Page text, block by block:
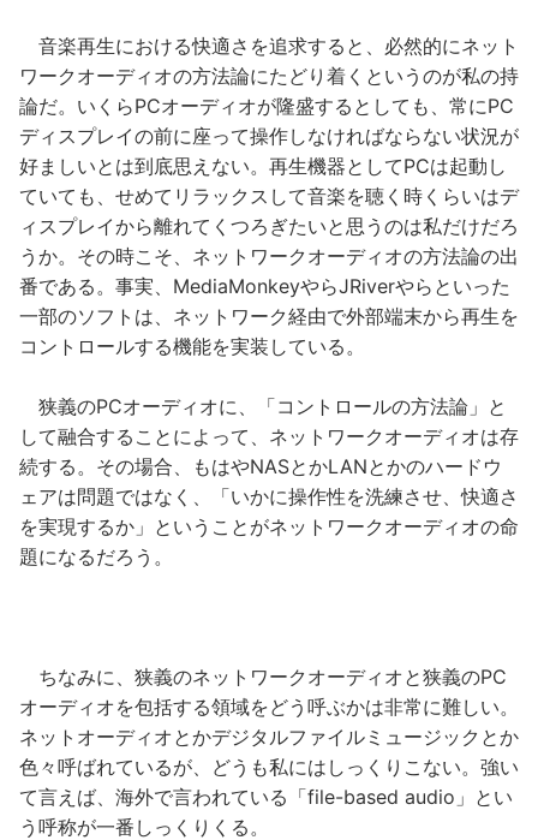
音楽再生における快適さを追求すると、必然的にネット
ワークオーディオの方法論にたどり着くというのが私の持
論だ。いくらPCオーディオが隆盛するとしても、常にPC
ディスプレイの前に座って操作しなければならない状況が
好ましいとは到底思えない。再生機器としてPCは起動し
ていても、せめてリラックスして音楽を聴く時くらいはデ
ィスプレイから離れてくつろぎたいと思うのは私だけだろ
うか。その時こそ、ネットワークオーディオの方法論の出
番である。事実、MediaMonkeyやらJRiverやらといった
一部のソフトは、ネットワーク経由で外部端末から再生を
コントロールする機能を実装している。
狭義のPCオーディオに、「コントロールの方法論」と
して融合することによって、ネットワークオーディオは存
続する。その場合、もはやNASとかLANとかのハードウ
ェアは問題ではなく、「いかに操作性を洗練させ、快適さ
を実現するか」ということがネットワークオーディオの命
題になるだろう。
ちなみに、狭義のネットワークオーディオと狭義のPC
オーディオを包括する領域をどう呼ぶかは非常に難しい。
ネットオーディオとかデジタルファイルミュージックとか
色々呼ばれているが、どうも私にはしっくりこない。強い
て言えば、海外で言われている「file-based audio」とい
う呼称が一番しっくりくる。